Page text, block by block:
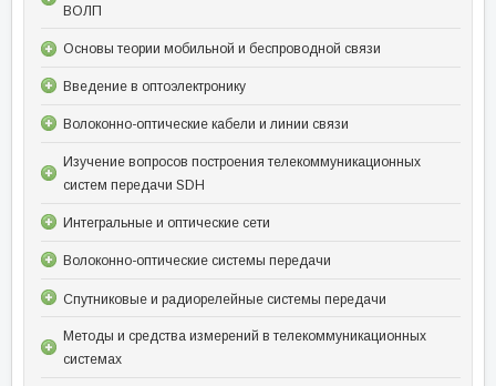
ВОЛП
Основы теории мобильной и беспроводной связи
Введение в оптоэлектронику
Волоконно-оптические кабели и линии связи
Изучение вопросов построения телекоммуникационных
систем передачи SDH
Интегральные и оптические сети
Волоконно-оптические системы передачи
Спутниковые и радиорелейные системы передачи
Методы и средства измерений в телекоммуникационных
системах